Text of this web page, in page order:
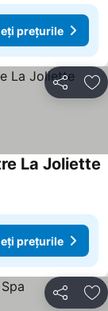
prețurile
Distribuiți
La Joliette
prețurile
Distribuiți